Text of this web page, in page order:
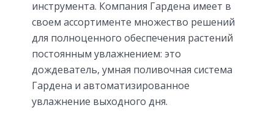
инструмента. Компания Гардена имеет в
своем ассортименте множество решений
для полноценного обеспечения растений
постоянным увлажнением: это
дождеватель, умная поливочная система
Гардена и автоматизированное
увлажнение выходного дня.